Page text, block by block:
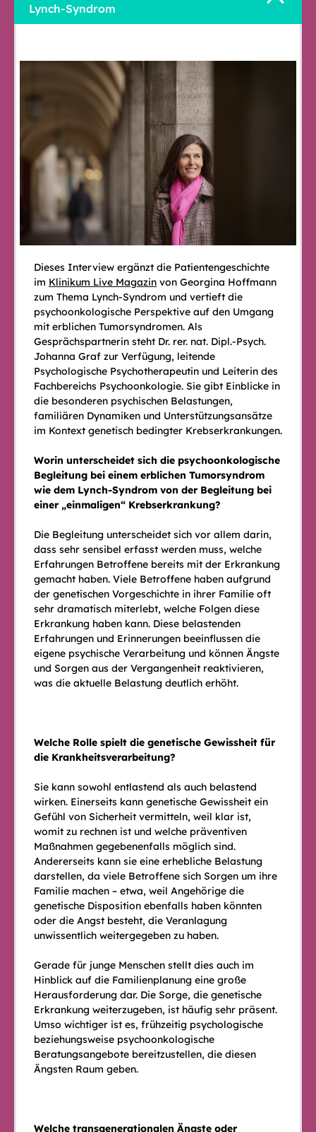
Lynch-Syndrom
Dieses Interview ergänzt die Patientengeschichte
im Klinikum Live Magazin von Georgina Hoffmann
zum Thema Lynch-Syndrom und vertieft die
psychoonkologische Perspektive auf den Umgang
mit erblichen Tumorsyndromen. Als
Gesprächspartnerin steht Dr. rer. nat. Dipl.-Psych.
Johanna Graf zur Verfügung, leitende
Psychologische Psychotherapeutin und Leiterin des
Fachbereichs Psychoonkologie. Sie gibt Einblicke in
die besonderen psychischen Belastungen,
familiären Dynamiken und Unterstützungsansätze
im Kontext genetisch bedingter Krebserkrankungen.
Worin unterscheidet sich die psychoonkologische
Begleitung bei einem erblichen Tumorsyndrom
wie dem Lynch-Syndrom von der Begleitung bei
einer „einmaligen“ Krebserkrankung?
Die Begleitung unterscheidet sich vor allem darin,
dass sehr sensibel erfasst werden muss, welche
Erfahrungen Betroffene bereits mit der Erkrankung
gemacht haben. Viele Betroffene haben aufgrund
der genetischen Vorgeschichte in ihrer Familie oft
sehr dramatisch miterlebt, welche Folgen diese
Erkrankung haben kann. Diese belastenden
Erfahrungen und Erinnerungen beeinflussen die
eigene psychische Verarbeitung und können Ängste
und Sorgen aus der Vergangenheit reaktivieren,
was die aktuelle Belastung deutlich erhöht.
Welche Rolle spielt die genetische Gewissheit für
die Krankheitsverarbeitung?
Sie kann sowohl entlastend als auch belastend
wirken. Einerseits kann genetische Gewissheit ein
Gefühl von Sicherheit vermitteln, weil klar ist,
womit zu rechnen ist und welche präventiven
Maßnahmen gegebenenfalls möglich sind.
Andererseits kann sie eine erhebliche Belastung
darstellen, da viele Betroffene sich Sorgen um ihre
Familie machen – etwa, weil Angehörige die
genetische Disposition ebenfalls haben könnten
oder die Angst besteht, die Veranlagung
unwissentlich weitergegeben zu haben.
Gerade für junge Menschen stellt dies auch im
Hinblick auf die Familienplanung eine große
Herausforderung dar. Die Sorge, die genetische
Erkrankung weiterzugeben, ist häufig sehr präsent.
Umso wichtiger ist es, frühzeitig psychologische
beziehungsweise psychoonkologische
Beratungsangebote bereitzustellen, die diesen
Ängsten Raum geben.
Welche transgenerationalen Ängste oder